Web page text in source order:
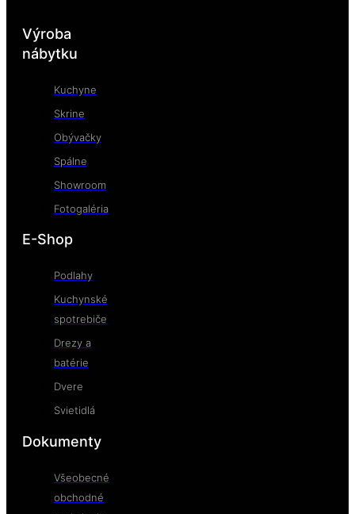
Výroba
nábytku
Kuchyne
Skrine
Obývačky
Spálne
Showroom
Fotogaléria
E-Shop
Podlahy
Kuchynské
spotrebiče
Drezy a
batérie
Dvere
Svietidlá
Dokumenty
Všeobecné
obchodné